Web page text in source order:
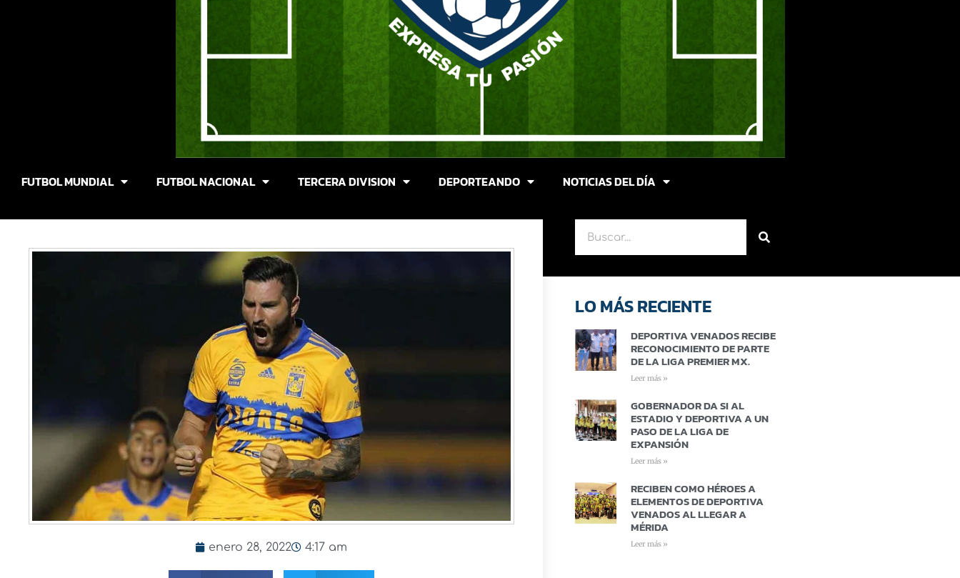
FUTBOL MUNDIAL FUTBOL NACIONAL TERCERA DIVISION DEPORTEANDO NOTICIAS DEL DÍA
enero 28, 2022 4:17 am
LO MÁS RECIENTE
DEPORTIVA VENADOS RECIBE
RECONOCIMIENTO DE PARTE
DE LA LIGA PREMIER MX.
Leer más »
GOBERNADOR DA SI AL
ESTADIO Y DEPORTIVA A UN
PASO DE LA LIGA DE
EXPANSIÓN
Leer más »
RECIBEN COMO HÉROES A
ELEMENTOS DE DEPORTIVA
VENADOS AL LLEGAR A
MÉRIDA
Leer más »